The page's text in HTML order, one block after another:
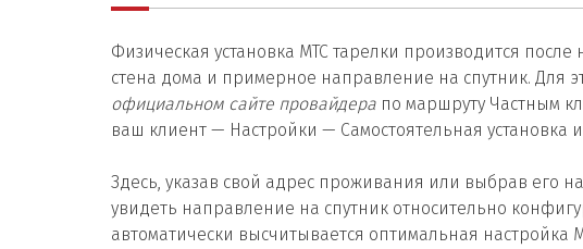
Физическая установка МТС тарелки производится
стена дома и примерное направление на спутник. Для
официальном сайте провайдера по маршруту Частным
ваш клиент — Настройки — Самостоятельная установка
Здесь, указав свой адрес проживания или выбрав его
увидеть направление на спутник относительно
автоматически высчитывается оптимальная настройка